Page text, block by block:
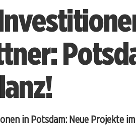
in Potsdam: Neue Projekte